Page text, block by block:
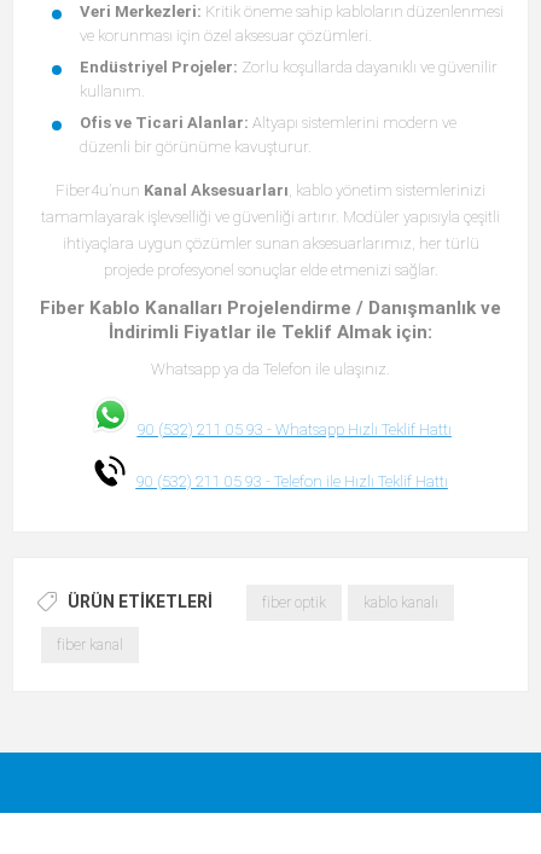
Veri Merkezleri: Kritik öneme sahip kabloların düzenlenmesi
ve korunması için özel aksesuar çözümleri.
Endüstriyel Projeler: Zorlu koşullarda dayanıklı ve güvenilir
kullanım.
Ofis ve Ticari Alanlar: Altyapı sistemlerini modern ve
düzenli bir görünüme kavuşturur.
Fiber4u’nun Kanal Aksesuarları , kablo yönetim sistemlerinizi
tamamlayarak işlevselliği ve güvenliği artırır. Modüler yapısıyla çeşitli
ihtiyaçlara uygun çözümler sunan aksesuarlarımız, her türlü
projede profesyonel sonuçlar elde etmenizi sağlar.
Fiber Kablo Kanalları Projelendirme / Danışmanlık ve
İndirimli Fiyatlar ile Teklif Almak için:
Whatsapp ya da Telefon ile ulaşınız.
90 (532) 211 05 93 - Whatsapp Hızlı Teklif Hattı
90 (532) 211 05 93 - Telefon ile Hızlı Teklif Hattı
ÜRÜN ETIKETLERI fiber optik kablo kanalı
fiber kanal